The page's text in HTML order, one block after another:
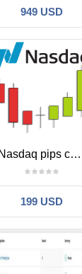
949 USD
Nasdaq pips catcher
199 USD